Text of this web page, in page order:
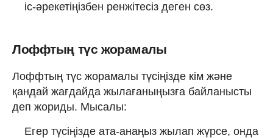
іс-әрекетіңізбен ренжітесіз деген сөз.
Лоффтың түс жорамалы
Лоффтың түс жорамалы түсіңізде кім және
қандай жағдайда жылағаныңызға байланысты
деп жориды. Мысалы:
Егер түсіңізде ата-анаңыз жылап жүрсе, онда